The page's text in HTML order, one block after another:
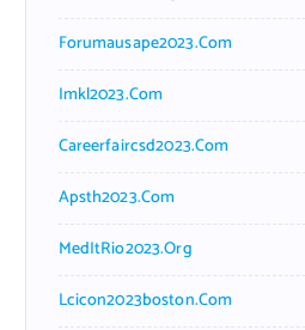
Forumausape2023.com
Imkl2023.com
Careerfaircsd2023.com
Apsth2023.com
MedItRio2023.org
Lcicon2023boston.com